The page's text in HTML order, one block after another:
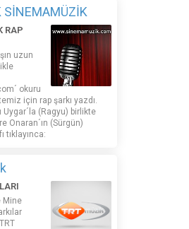
SİNEMAMÜZİK
RAP
uzun
okuru
için rap şarkı yazdı.
Uygar´la (Ragyu) birlikte
Onaran´ın (Sürgün)
tıklayınca:
Mine